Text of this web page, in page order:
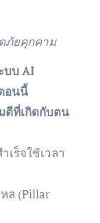
ภัยคุกคาม
บบ AI
อนนี้
ตีที่เกิดกับตน
เร็จใช้เวลา
ล (Pillar